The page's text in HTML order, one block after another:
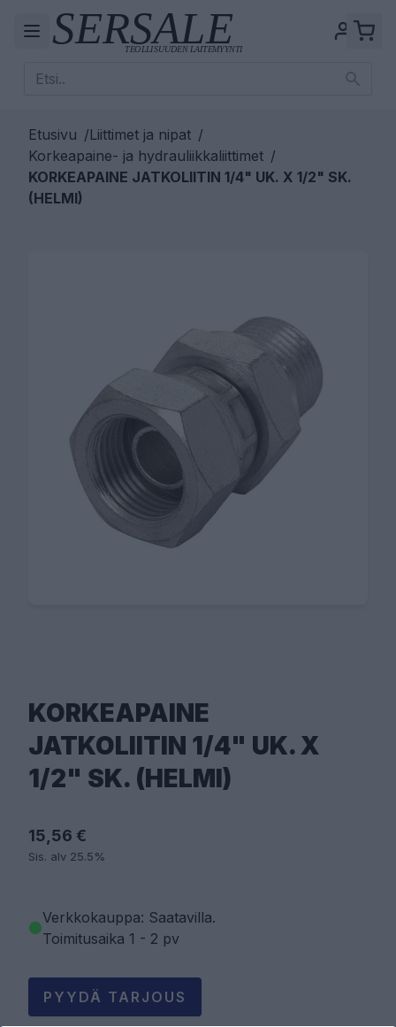
Etusivu /Liittimet ja nipat /
Korkeapaine- ja hydrauliikkaliittimet /
KORKEAPAINE JATKOLIITIN 1/4" UK. X 1/2" SK.
(HELMI)
KORKEAPAINE
JATKOLIITIN 1/4" UK. X
1/2" SK. (HELMI)
15,56 €
Sis. alv 25.5%
Verkkokauppa: Saatavilla.
Toimitusaika 1 - 2 pv
PYYDÄ TARJOUS